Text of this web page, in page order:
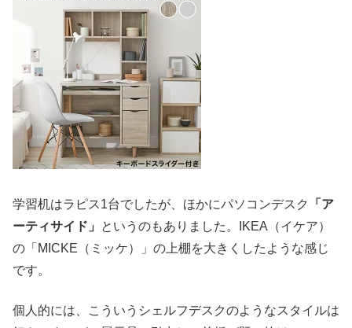
学習机はラピス1台でしたが、ほかにパソコンデスク
「ア
ーティサイド」
というのもありました。IKEA（イケア）
の「MICKE（ミッケ）」の上棚を大きくしたような感じ
です。
個人的には、こういうシェルフデスクのようなスタイルは